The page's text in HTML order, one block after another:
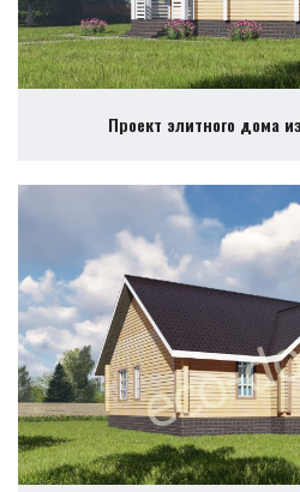
Проект элитного дома